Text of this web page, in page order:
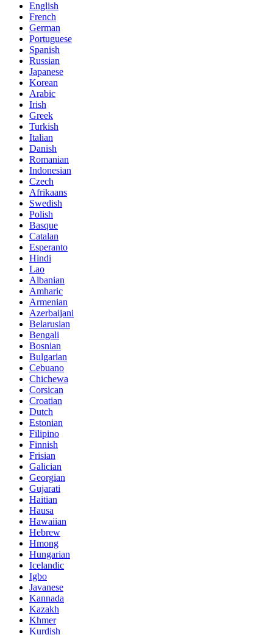
English
French
German
Portuguese
Spanish
Russian
Japanese
Korean
Arabic
Irish
Greek
Turkish
Italian
Danish
Romanian
Indonesian
Czech
Afrikaans
Swedish
Polish
Basque
Catalan
Esperanto
Hindi
Lao
Albanian
Amharic
Armenian
Azerbaijani
Belarusian
Bengali
Bosnian
Bulgarian
Cebuano
Chichewa
Corsican
Croatian
Dutch
Estonian
Filipino
Finnish
Frisian
Galician
Georgian
Gujarati
Haitian
Hausa
Hawaiian
Hebrew
Hmong
Hungarian
Icelandic
Igbo
Javanese
Kannada
Kazakh
Khmer
Kurdish